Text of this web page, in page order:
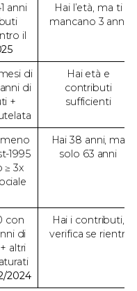
anni
il
Hai l’età, ma ti
mancano 3 anni
di
di
+
Hai età e
contributi
sufficienti
1995
≥ 3x
Hai 38 anni, ma
solo 63 anni
con
di
altri
2024
Hai i contributi,
verifica se rientri